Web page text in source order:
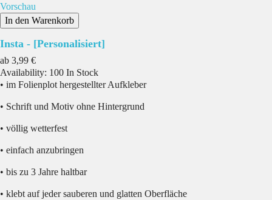
Vorschau
In den Warenkorb
Insta - [Personalisiert]
ab Preis
3,99 €
Availability: 100 In Stock
• im Folienplot hergestellter Aufkleber
• Schrift und Motiv ohne Hintergrund
• völlig wetterfest
• einfach anzubringen
• bis zu 3 Jahre haltbar
• klebt auf jeder sauberen und glatten Oberfläche